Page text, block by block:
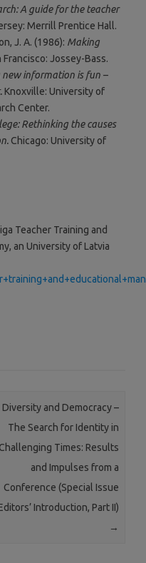
A guide for the teacher
Merrill Prentice Hall.
J. A. (1986): Making
Francisco: Jossey-Bass.
new information is fun –
Knoxville: University of
Center.
Rethinking the causes
Chicago: University of
Teacher Training and
an University of Latvia
Diversity and Democracy –
The Search for Identity in
Challenging Times: Results
and Impulses from a
Conference (Special Issue
Introduction, Part II)
→